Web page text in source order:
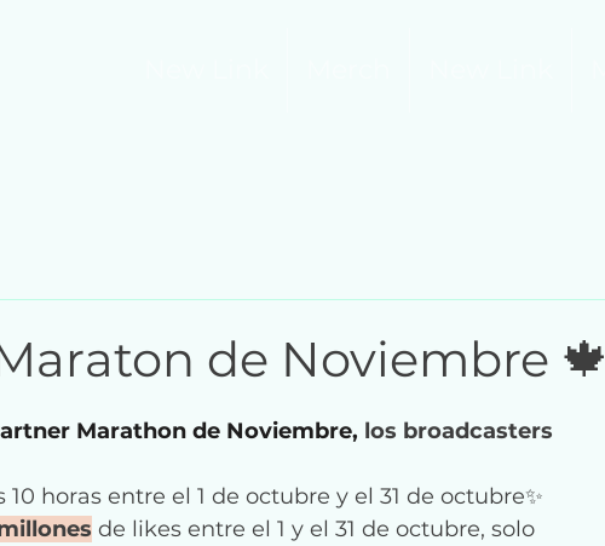
de Noviembre 🍁
Marathon de Noviembre, los broadcasters
horas entre el 1 de octubre y el 31 de octubre✨
de likes entre el 1 y el 31 de octubre, solo